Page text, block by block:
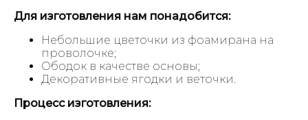
Для изготовления нам понадобится:
Небольшие цветочки из фоамирана на
проволочке;
Ободок в качестве основы;
Декоративные ягодки и веточки.
Процесс изготовления: